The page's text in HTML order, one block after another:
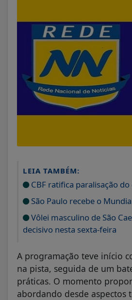
LEIA TAMBÉM:
CBF ratifica paralisação
São Paulo recebe o
Vôlei masculino de São
decisivo nesta sexta-feira
A programação teve início
na pista, seguida de um
práticas. O momento
abordando desde aspectos